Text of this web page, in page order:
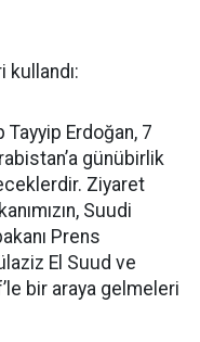
kullandı:
Tayyip Erdoğan, 7
günübirlik
Ziyaret
Suudi
Prens
El Suud ve
bir araya gelmeleri